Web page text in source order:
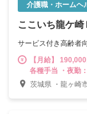
介護職・ホームヘ
ここいち龍ケ崎
サービス付き高齢者
【月給】 190,000円～（
各種手当 ・夜勤
円～（介護福祉
茨城県 ・龍ヶ崎